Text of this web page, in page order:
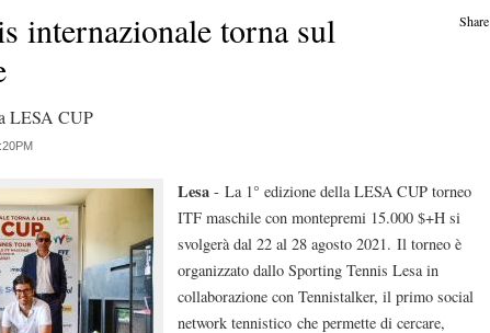
Share
internazionale torna sul
LESA CUP
Lesa - La 1° edizione della LESA CUP torneo
ITF maschile con montepremi 15.000 $+H si
svolgerà dal 22 al 28 agosto 2021. Il torneo è
organizzato dallo Sporting Tennis Lesa in
collaborazione con Tennistalker, il primo social
network tennistico che permette di cercare,